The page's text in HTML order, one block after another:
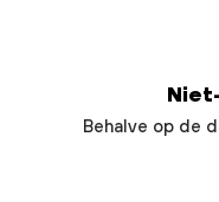
Behalve op de